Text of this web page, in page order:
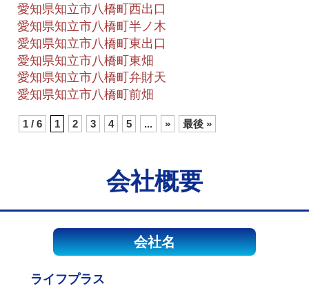
愛知県知立市八橋町西出口
愛知県知立市八橋町半ノ木
愛知県知立市八橋町東出口
愛知県知立市八橋町東畑
愛知県知立市八橋町弁財天
愛知県知立市八橋町前畑
1 / 6 1 2 3 4 5 ... » 最後 »
会社概要
会社名
ライフプラス